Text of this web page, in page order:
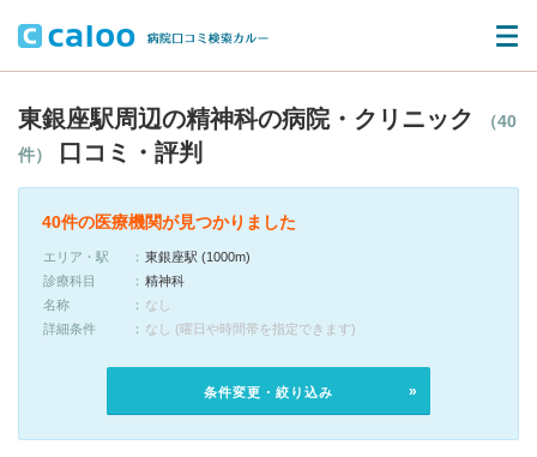
東銀座駅周辺の精神科の病院・クリニック
（40
件）
口コミ・評判
40件の医療機関が見つかりました
エリア・駅
東銀座駅 (1000m)
診療科目
精神科
名称
なし
詳細条件
なし (曜日や時間帯を指定できます)
条件変更・絞り込み